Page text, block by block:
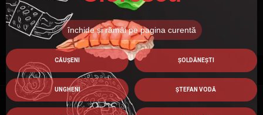
Categorie: Roluri
PRODUSE SIMILARE
închide și rămâi pe pagina curentă
CĂUȘENI ȘOLDĂNEȘTI
UNGHENI ȘTEFAN VODĂ